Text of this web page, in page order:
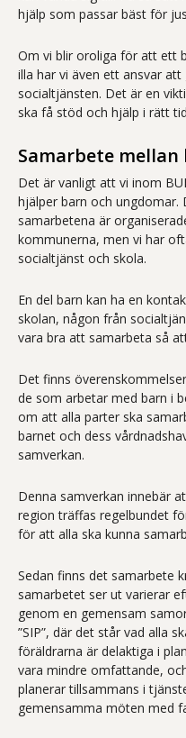
hjälp som passar bäst för
Om vi blir oroliga för att ett
illa har vi även ett ansvar
socialtjänsten. Det är en
ska få stöd och hjälp i rätt
Samarbete
Det är vanligt att vi inom
hjälper barn och ungdomar.
samarbetena är
kommunerna, men vi har
socialtjänst och skola.
En del barn kan ha en
skolan, någon från
vara bra att samarbeta så
Det finns
de som arbetar med barn i
om att alla parter ska
barnet och dess
samverkan.
Denna samverkan innebär
region träffas regelbundet
för att alla ska kunna
Sedan finns det samarbete
samarbetet ser ut varierar
genom en gemensam
”SIP”, där det står vad alla
föräldrarna är delaktiga i
vara mindre omfattande,
planerar tillsammans i
gemensamma möten med